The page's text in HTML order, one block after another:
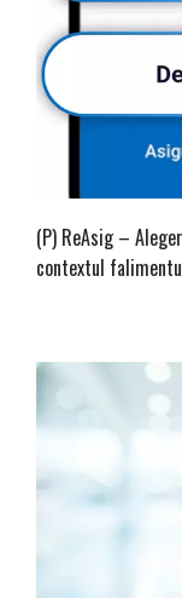
(P) ReAsig –
contextul